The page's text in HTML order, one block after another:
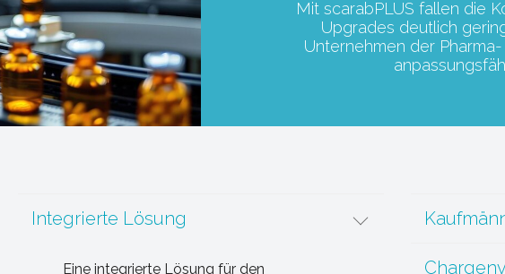
Mit scarabPLUS fallen die
Upgrades deutlich
Unternehmen der
Integrierte Lösung
Eine integrierte Lösung für den